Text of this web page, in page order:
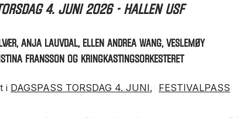
torsdag 4. juni 2026 - Hallen USF
ANJA LAUVDAL, ELLEN ANDREA WANG, VESLEMØY
FRANSSON OG KRINGKASTINGSORKESTERET
i DAGSPASS TORSDAG 4. JUNI, FESTIVALPASS